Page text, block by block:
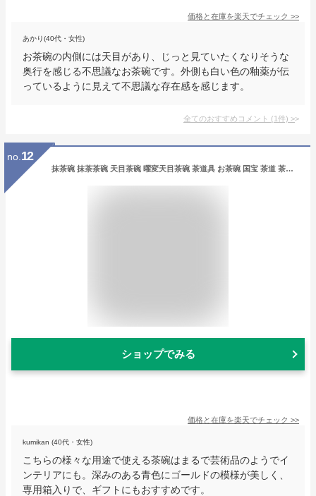
価格と在庫を楽天でチェック >>
あかり(40代・女性)
お茶碗の内側には天目があり、じっと見ていたくなりそうな
奥行を感じる不思議なお茶碗です。外側も白い色の釉薬が伝
っているように見えて不思議な存在感を感じます。
全てのおすすめコメント (1件) >
no. 12
抹茶碗 抹茶茶碗 天目茶碗 曜変天目茶碗 茶道具 お茶碗 国宝 茶道 茶碗 窯変天目茶碗 油滴天目 茶道具 茶器 初心者 酒器 陶芸用品 cw46
ショップでみる
価格と在庫を楽天でチェック >>
kumikan (40代・女性)
こちらの様々な用途で使える茶碗はまるで芸術品のようでイ
ンテリアにも。深みのある青色にゴールドの模様が美しく、
専用箱入りで、ギフトにもおすすめです。